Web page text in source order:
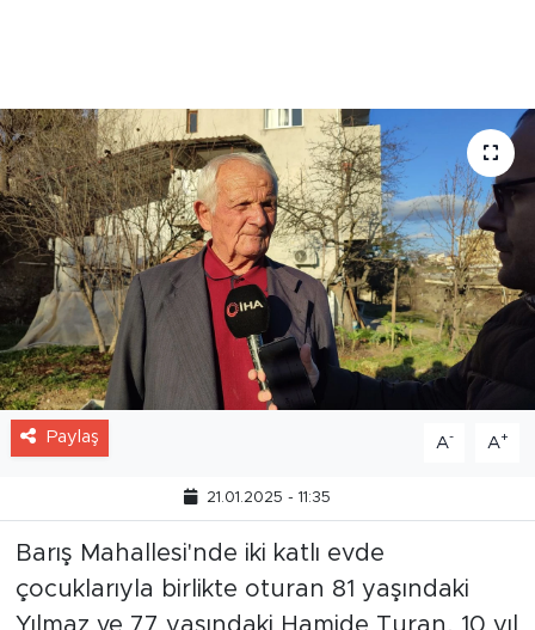
21.01.2025 - 11:35
Barış Mahallesi'nde iki katlı evde
çocuklarıyla birlikte oturan 81 yaşındaki